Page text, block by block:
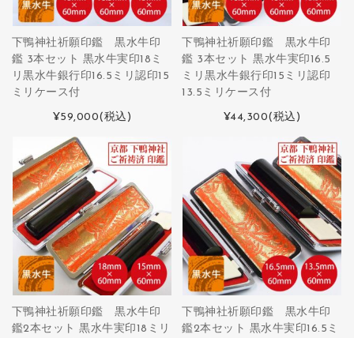
下鴨神社祈願印鑑 黒水牛印
鑑 3本セット 黒水牛実印18ミ
リ黒水牛銀行印16.5ミリ認印15
ミリケース付
¥59,000(税込)
下鴨神社祈願印鑑 黒水牛印
鑑 3本セット 黒水牛実印16.5
ミリ黒水牛銀行印15ミリ認印
13.5ミリケース付
¥44,300(税込)
下鴨神社祈願印鑑 黒水牛印
鑑2本セット 黒水牛実印18ミリ
下鴨神社祈願印鑑 黒水牛印
鑑2本セット 黒水牛実印16.5ミ